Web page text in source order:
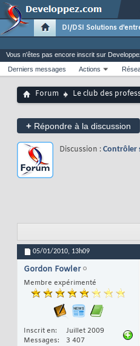
DI/DSI Solutions
Vous n'êtes pas encore inscrit sur
Derniers messages
Actions
Forum Le club des
+ Répondre à la discussion
Discussion : Contrôler
05/01/2010, 13h09
Gordon Fowler
Membre expérimenté
Inscrit en
Juillet 2009
Messages
3 407